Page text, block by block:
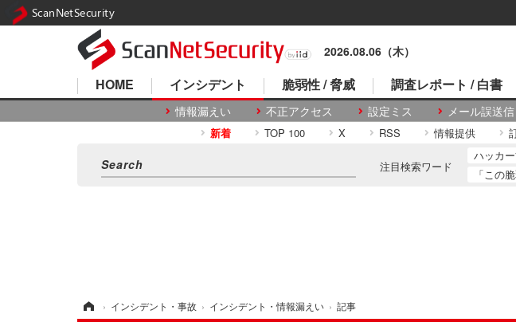
2026.08.06（木）
HOME インシデント
情報漏えい 不正アクセス 設定ミス メール誤送信
脆弱性 / 脅威 調査レポート / 白書
新着 TOP 100 X RSS 情報提供
注目検索ワード
ハッカ
「この
› インシデント・事故 › インシデント・情報漏えい › 記事
ScanNetSecurity